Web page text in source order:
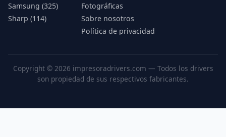
Samsung (325)
Sharp (114)
Fotográficas
Sobre nosotros
Política de privacidad
Copyright © 2026 impresoradrivers.com — Todos los drivers
son propiedad de sus respectivos fabricantes.